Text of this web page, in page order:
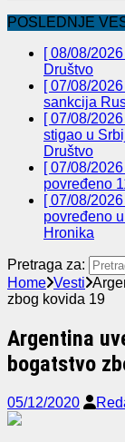
POSLEDNJE
[ 08/08/2026
Društvo
[ 07/08/2026
sankcija
[ 07/08/2026
stigao u
Društvo
[ 07/08/2026
povređeno
[ 07/08/2026
povređeno
Hronika
Pretraga za:
Home Vesti
zbog kovida 19
Argentina
bogatstvo
05/12/2020